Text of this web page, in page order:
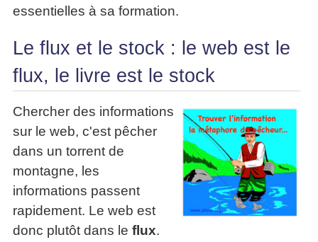
essentielles à sa formation.
Le flux et le stock : le web est le
flux, le livre est le stock
Chercher des informations
sur le web, c'est pêcher
dans un torrent de
montagne, les
informations passent
rapidement. Le web est
donc plutôt dans le flux.